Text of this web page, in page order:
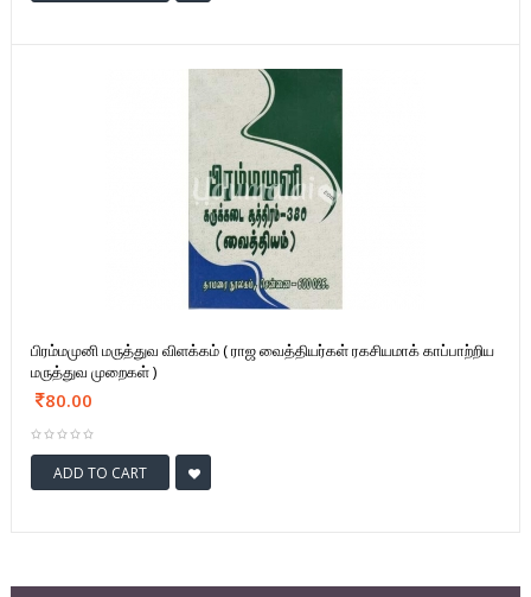
பிரம்மமுனி மருத்துவ விளக்கம் ( ராஜ வைத்தியர்கள் ரகசியமாக் காப்பாற்றிய
மருத்துவ முறைகள் )
80.00
ADD TO CART